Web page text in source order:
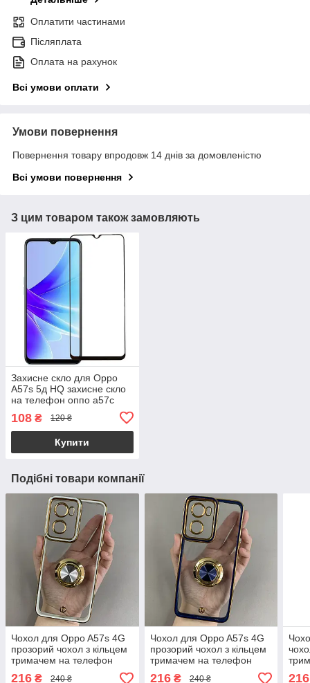
Оплатити частинами
Післяплата
Оплата на рахунок
Всі умови оплати
Умови повернення
Повернення товару впродовж 14 днів за домовленістю
Всі умови повернення
З цим товаром також замовляють
Захисне скло для Oppo
A57s 5д HQ захисне скло
на телефон оппо а57с
108 ₴ 120 ₴
Купити
Подібні товари компанії
Чохол для Oppo A57s 4G
прозорий чохол з кільцем
тримачем на телефон
оппо а57с 4г білий a01l
216 ₴ 240 ₴
Чохол для Oppo A57s 4G
прозорий чохол з кільцем
тримачем на телефон
оппо а57с 4г синій a01l
216₴ 240 ₴ 216